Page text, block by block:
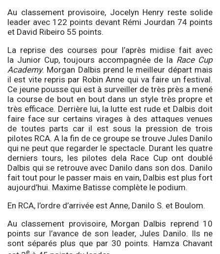
Au classement provisoire, Jocelyn Henry reste solide
leader avec 122 points devant Rémi Jourdan 74 points
et David Ribeiro 55 points.
La reprise des courses pour l’après midise fait avec
la Junior Cup, toujours accompagnée de la Race Cup
Academy. Morgan Dalbis prend le meilleur départ mais
il est vite repris par Robin Anne qui va faire un festival.
Ce jeune pousse qui est à surveiller de très près a mené
la course de bout en bout dans un style très propre et
très efficace. Derrière lui, la lutte est rude et Dalbis doit
faire face sur certains virages à des attaques venues
de toutes parts car il est sous la pression de trois
pilotes RCA. A la fin de ce groupe se trouve Jules Danilo
qui ne peut que regarder le spectacle. Durant les quatre
derniers tours, les pilotes dela Race Cup ont doublé
Dalbis qui se retrouve avec Danilo dans son dos. Danilo
fait tout pour le passer mais en vain, Dalbis est plus fort
aujourd’hui. Maxime Batisse complète le podium.
En RCA, l’ordre d’arrivée est Anne, Danilo S. et Boulom.
Au classement provisoire, Morgan Dalbis reprend 10
points sur l’avance de son leader, Jules Danilo. Ils ne
sont séparés plus que par 30 points. Hamza Chavant
e